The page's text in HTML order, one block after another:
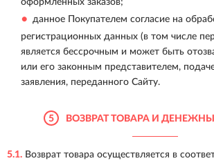
оформленных заказов;
данное Покупателем согласие на
регистрационных данных (в том числе
является бессрочным и может быть
или его законным представителем,
заявления, переданного Сайту.
5 ВОЗВРАТ ТОВАРА И
5.1. Возврат товара осуществляется в